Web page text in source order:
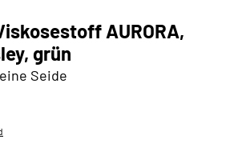
AURORA,
grün
Seide